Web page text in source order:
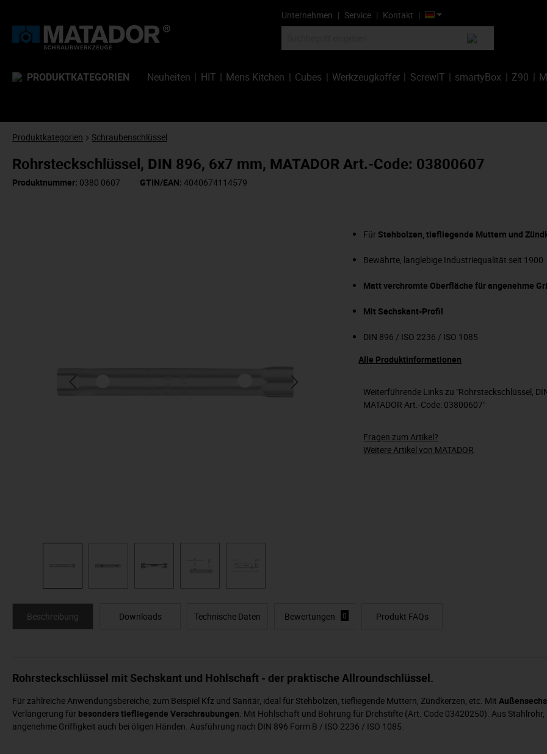
Unternehmen Service Kontakt
PRODUKTKATEGORIEN Neuheiten HIT Mens Kitchen Cubes Werkzeugkoffer ScrewIT smartyBox Z90
Produktkategorien Schraubenschlüssel
Rohrsteckschlüssel, DIN 896, 6x7 mm, MATADOR Art.-Code: 03800607
Produktnummer: 0380 0607 GTIN/EAN: 4040674114579
Für Stehbolzen, tiefliegende Muttern und
Bewährte, langlebige Industriequalität seit 1900
Matt verchromte Oberfläche für angenehme
Mit Sechskant-Profil
DIN 896 / ISO 2236 / ISO 1085
Alle Produktinformationen
Weiterführende Links zu "Rohrsteckschlüssel,
MATADOR Art.-Code: 03800607"
Fragen zum Artikel?
Weitere Artikel von MATADOR
Beschreibung Downloads Technische Daten Bewertungen 0 Produkt FAQs
Rohrsteckschlüssel mit Sechskant und Hohlschaft - der praktische Allroundschlüssel.
Für zahlreiche Anwendungsbereiche, zum Beispiel Kfz und Sanitär, ideal für Stehbolzen, tiefliegende Muttern, Zündkerzen, etc. Mit
Verlängerung für besonders tiefliegende Verschraubungen. Mit Hohlschaft und Bohrung für Drehstifte (Art. Code 03420250). Aus
angenehme Griffigkeit auch bei öligen Händen. Ausführung nach DIN 896 Form B / ISO 2236 / ISO 1085.